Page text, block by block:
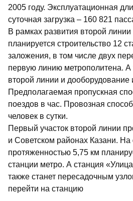
2005 году. Эксплуатационная
суточная загрузка – 160 821
В рамках развития второй
планируется строительство 12
заложения, в том числе двух
первую линию метрополитена. А
второй линии и дооборудование
Предполагаемая пропускная
поездов в час. Провозная
человек в сутки.
Первый участок второй линии
и Советском районах Казани. На
протяженностью 5,75 км
станции метро. А станция
также станет пересадочным
перейти на станцию